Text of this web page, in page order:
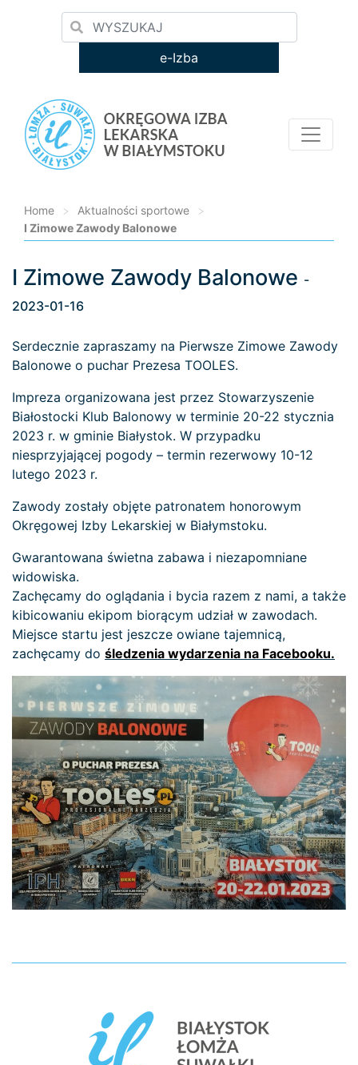
e-Izba
Home > Aktualności sportowe
>
I Zimowe Zawody Balonowe
Loading...
I Zimowe Zawody Balonowe -
2023-01-16
Serdecznie zapraszamy na Pierwsze Zimowe Zawody
Balonowe o puchar Prezesa TOOLES.
Impreza organizowana jest przez Stowarzyszenie
Białostocki Klub Balonowy w terminie 20-22 stycznia
2023 r. w gminie Białystok. W przypadku
niesprzyjającej pogody – termin rezerwowy 10-12
lutego 2023 r.
Zawody zostały objęte patronatem honorowym
Okręgowej Izby Lekarskiej w Białymstoku.
Gwarantowana świetna zabawa i niezapomniane
widowiska.
Zachęcamy do oglądania i bycia razem z nami, a także
kibicowaniu ekipom biorącym udział w zawodach.
Miejsce startu jest jeszcze owiane tajemnicą,
zachęcamy do śledzenia wydarzenia na Facebooku.